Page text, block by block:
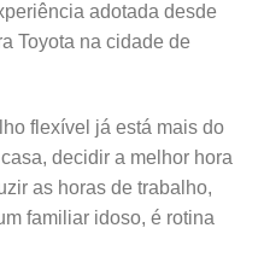
adotada desde
Toyota na cidade de
flexível já está mais do
decidir a melhor hora
as horas de trabalho,
familiar idoso, é rotina